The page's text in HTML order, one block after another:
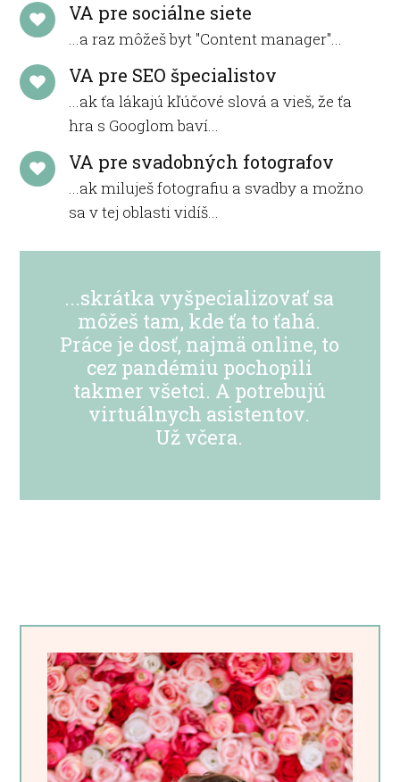
VA pre sociálne siete
...a raz môžeš byt "Content manager"...
VA pre SEO špecialistov
...ak ťa lákajú kľúčové slová a vieš, že ťa
hra s Googlom baví...
VA pre svadobných fotografov
...ak miluješ fotografiu a svadby a možno
sa v tej oblasti vidíš...
...skrátka vyšpecializovať sa
môžeš tam, kde ťa to ťahá.
Práce je dosť, najmä online, to
cez pandémiu pochopili
takmer všetci. A potrebujú
virtuálnych asistentov.
Už včera.